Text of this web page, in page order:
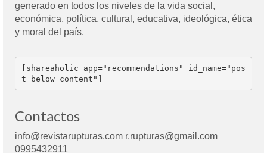
generado en todos los niveles de la vida social,
económica, política, cultural, educativa, ideológica, ética
y moral del país.
[shareaholic app="recommendations" id_name="pos
t_below_content"]
Contactos
info@revistarupturas.com r.rupturas@gmail.com
0995432911